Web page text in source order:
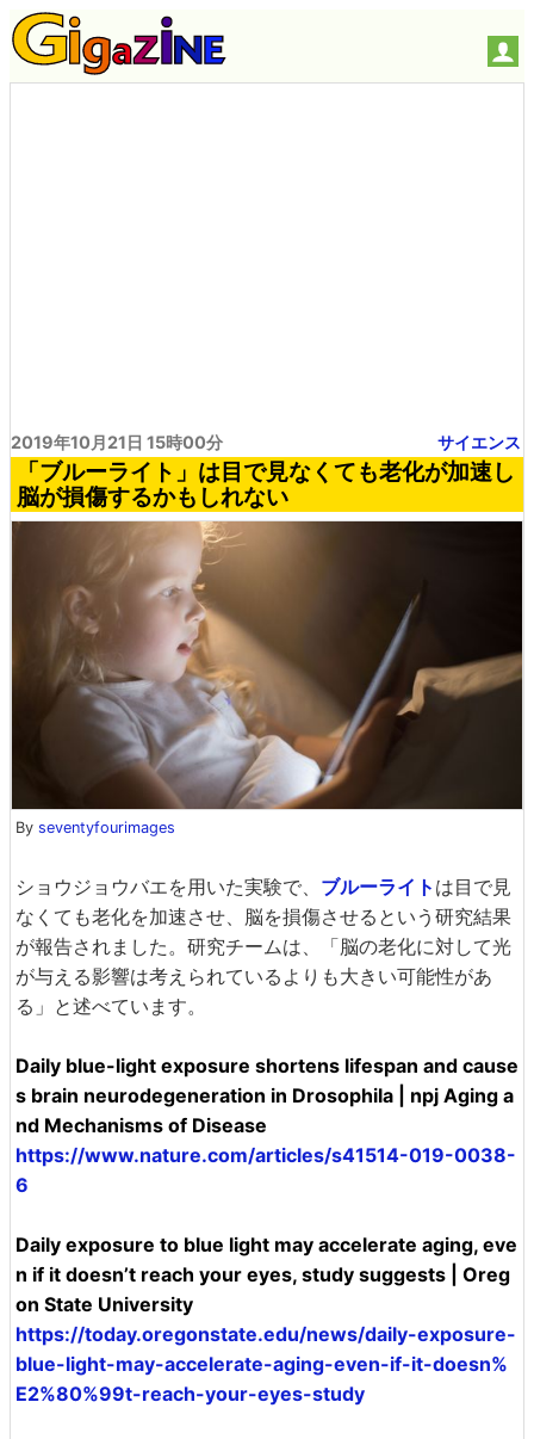
2019年10月21日 15時00分 サイエンス
「ブルーライト」は目で見なくても老化が加速し
脳が損傷するかもしれない
By seventyfourimages
ショウジョウバエを用いた実験で、 ブルーライト は目で見
なくても老化を加速させ、脳を損傷させるという研究結果
が報告されました。研究チームは、「脳の老化に対して光
が与える影響は考えられているよりも大きい可能性があ
る」と述べています。
Daily blue-light exposure shortens lifespan and cause
s brain neurodegeneration in Drosophila | npj Aging a
nd Mechanisms of Disease
https://www.nature.com/articles/s41514-019-0038-
6
Daily exposure to blue light may accelerate aging, eve
n if it doesn’t reach your eyes, study suggests | Oreg
on State University
https://today.oregonstate.edu/news/daily-exposure-
blue-light-may-accelerate-aging-even-if-it-doesn%
E2%80%99t-reach-your-eyes-study